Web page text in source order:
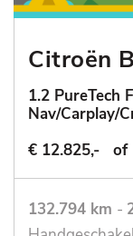
Citroën
1.2 PureTech
Nav/Carplay/
€ 12.825,-
of
132.794 km -